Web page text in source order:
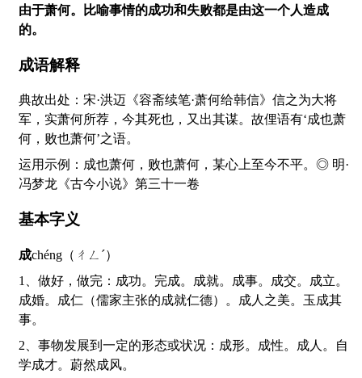
由于萧何。比喻事情的成功和失败都是由这一个人造成
的。
成语解释
典故出处：宋·洪迈《容斋续笔·萧何给韩信》信之为大将
军，实萧何所荐，今其死也，又出其谋。故俚语有‘成也萧
何，败也萧何’之语。
运用示例：成也萧何，败也萧何，某心上至今不平。◎ 明·
冯梦龙《古今小说》第三十一卷
基本字义
成chéng（ㄔㄥˊ）
1、做好，做完：成功。完成。成就。成事。成交。成立。
成婚。成仁（儒家主张的成就仁德）。成人之美。玉成其
事。
2、事物发展到一定的形态或状况：成形。成性。成人。自
学成才。蔚然成风。